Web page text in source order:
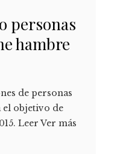
personas
hambre
de personas
el objetivo de
Leer Ver más